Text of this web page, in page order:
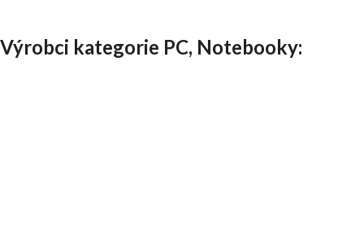
Výrobci kategorie PC, Notebooky: